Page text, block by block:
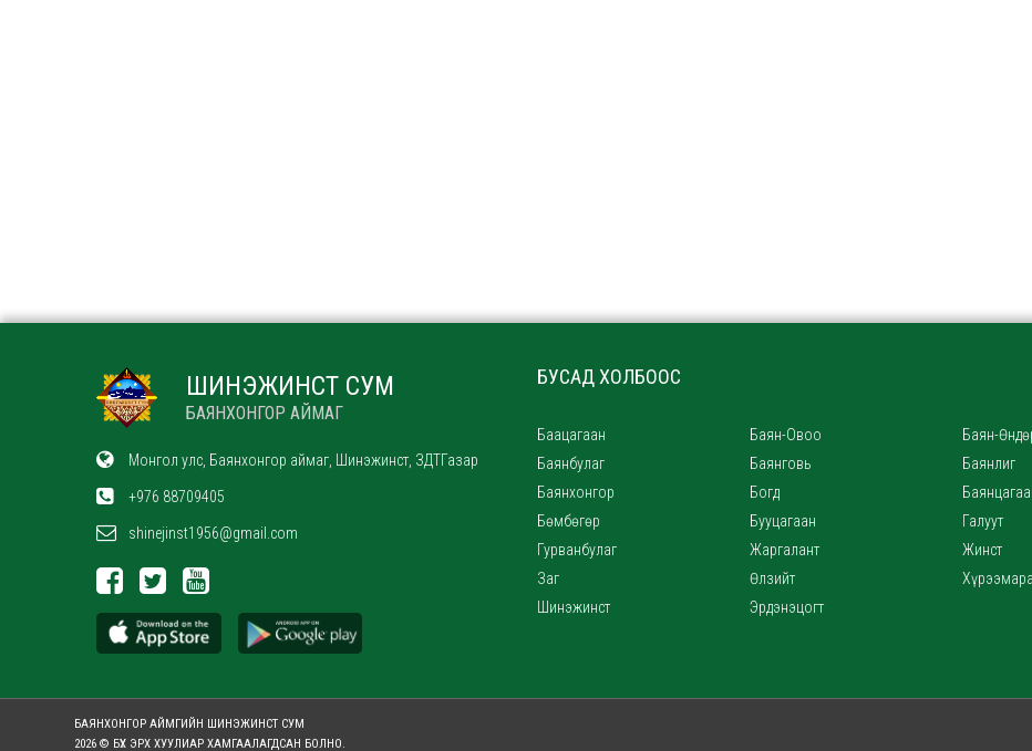
ШИНЭЖИНСТ СУМ
БАЯНХОНГОР АЙМАГ
Монгол улс, Баянхонгор аймаг, Шинэжинст, ЗДТГазар
+976 88709405
shinejinst1956@gmail.com
БУСАД ХОЛБООС
Баацагаан Баян-Овоо
Баян-
Баянбулаг
Баянговь
Баянлиг
Баянхонгор
Богд
Бөмбөгөр
Бууцагаан
Галуут
Гурванбулаг
Жаргалант
Жинст
Заг
Өлзийт
Шинэжинст
Эрдэнэцогт
БАЯНХОНГОР АЙМГИЙН ШИНЭЖИНСТ СУМ
2026 © БҮХ ЭРХ ХУУЛИАР ХАМГААЛАГДСАН БОЛНО.